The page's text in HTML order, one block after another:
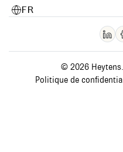
FR
© 2026
Politique de